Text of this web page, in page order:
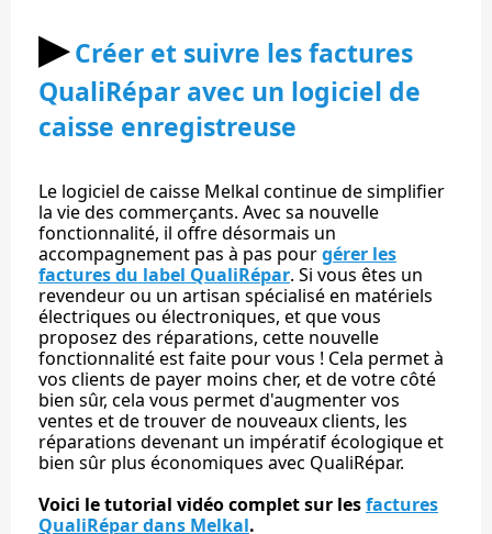
▶︎ Créer et suivre les factures
QualiRépar avec un logiciel de
caisse enregistreuse
Le logiciel de caisse Melkal continue de simplifier
la vie des commerçants. Avec sa nouvelle
fonctionnalité, il offre désormais un
accompagnement pas à pas pourgérer les
factures du label QualiRépar. Si vous êtes un
revendeur ou un artisan spécialisé en matériels
électriques ou électroniques, et que vous
proposez des réparations, cette nouvelle
fonctionnalité est faite pour vous ! Cela permet à
vos clients de payer moins cher, et de votre côté
bien sûr, cela vous permet d'augmenter vos
ventes et de trouver de nouveaux clients, les
réparations devenant un impératif écologique et
bien sûr plus économiques avec QualiRépar.
Voici le tutorial vidéo complet sur lesfactures
QualiRépar dans Melkal.